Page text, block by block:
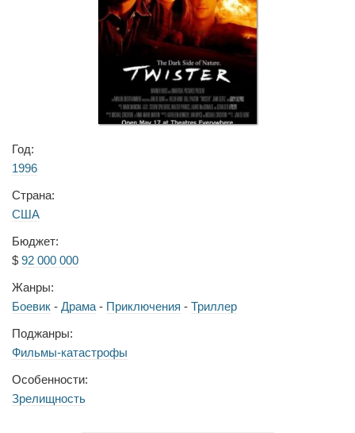
Год:
1996
Страна:
США
Бюджет:
$ 92 000 000
Жанры:
Боевик - Драма - Приключения - Триллер
Поджанры:
Фильмы-катастрофы
Особенности:
Зрелищность